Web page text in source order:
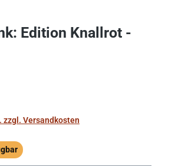
Edition Knallrot -
zzgl. Versandkosten